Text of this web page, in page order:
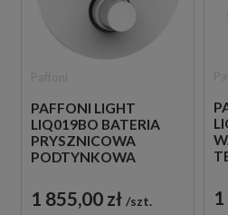
PAFFONI LIGHT
LIQ019BO BATERIA
PRYSZNICOWA
PODTYNKOWA
DROŻNA
JEDNOUCHWYTOWA
1 855,00 zł szt.